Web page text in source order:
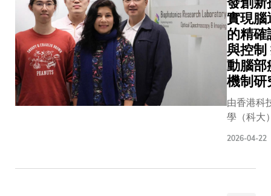
登於國際
威期刊《
然 - 生物
術》。簡
比喻：重
設定GPS
航系統
CRISPR-
可比擬為
底界面，
如同「外
敷」般無
法修復成
膜過程中
形成的深
層微結構
缺陷。尤
其是在成
實現腦
的精確
與控制
動腦部
機制研
由香港科
學（科大
2026-04-22